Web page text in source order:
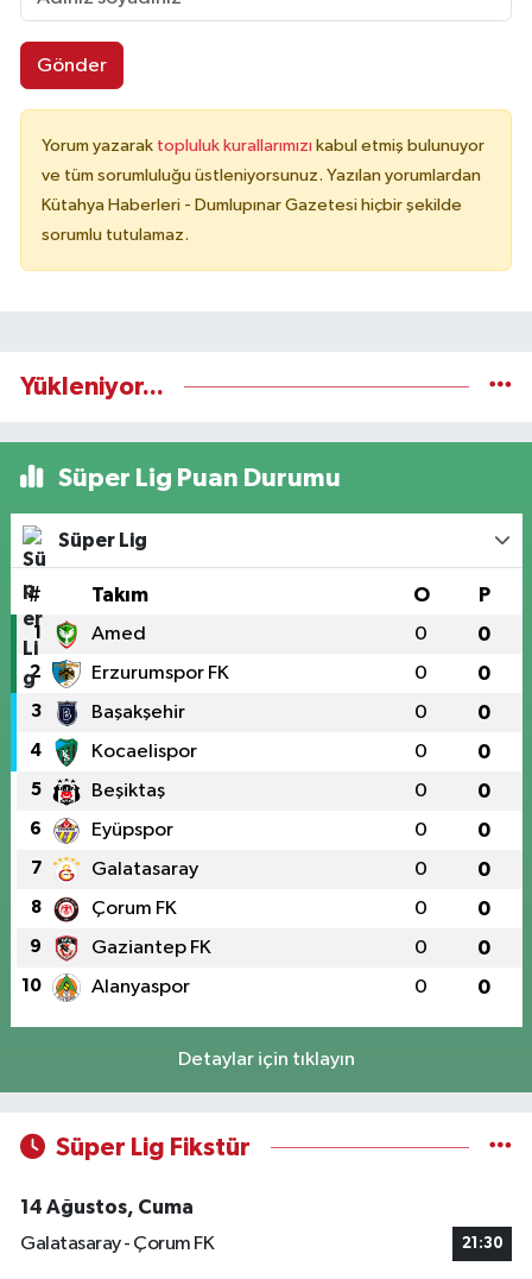
Gönder
Yorum yazarak topluluk kurallarımızı kabul etmiş bulunuyor
ve tüm sorumluluğu üstleniyorsunuz. Yazılan yorumlardan
Kütahya Haberleri - Dumlupınar Gazetesi hiçbir şekilde
sorumlu tutulamaz.
Yükleniyor...
Süper Lig Puan Durumu
Süper Lig
# Takım O P
1 Amed 0 0
2 Erzurumspor FK 0 0
3 Başakşehir 0 0
4 Kocaelispor 0 0
5 Beşiktaş 0 0
6 Eyüpspor 0 0
7 Galatasaray 0 0
8 Çorum FK 0 0
9 Gaziantep FK 0 0
10 Alanyaspor 0 0
Detaylar için tıklayın
Süper Lig Fikstür
14 Ağustos, Cuma
Galatasaray - Çorum FK
21:30